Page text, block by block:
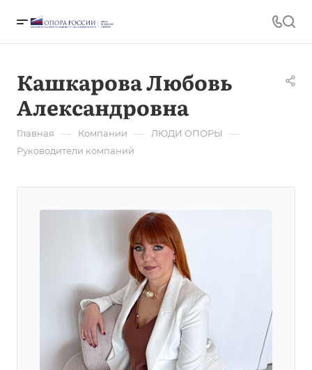
Кашкарова Любовь
Александровна
Главная — Компании — ЛЮДИ ОПОРЫ —
Руководители компаний